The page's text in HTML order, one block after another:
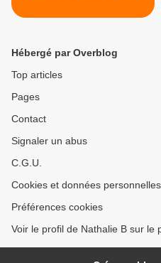
Hébergé par Overblog
Top articles
Pages
Contact
Signaler un abus
C.G.U.
Cookies et données personnelles
Préférences cookies
Voir le profil de Nathalie B sur le